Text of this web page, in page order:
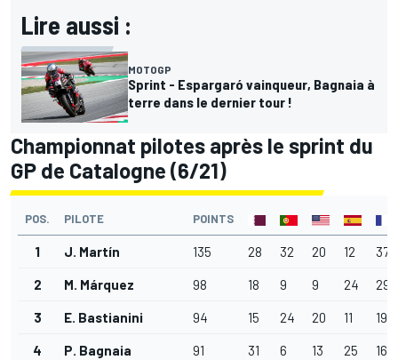
Lire aussi :
MOTOGP
Sprint - Espargaró vainqueur, Bagnaia à
terre dans le dernier tour !
Championnat pilotes après le sprint du
GP de Catalogne (6/21)
POS. PILOTE POINTS
1 J. Martín 135 28 32 20 12 37
2 M. Márquez 98 18 9 9 24 29
3 E. Bastianini 94 15 24 20 11 19
4 P. Bagnaia 91 31 6 13 25 16